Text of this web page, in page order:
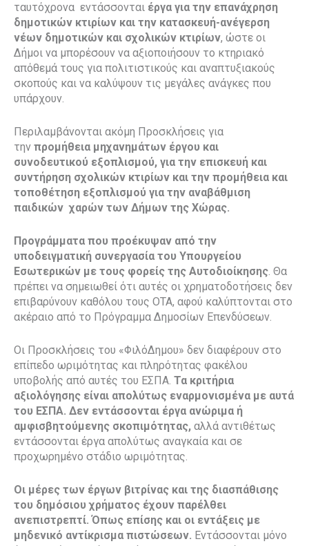
ταυτόχρονα εντάσσονται έργα για την επανάχρηση
δημοτικών κτιρίων και την κατασκευή-ανέγερση
νέων δημοτικών και σχολικών κτιρίων, ώστε οι
Δήμοι να μπορέσουν να αξιοποιήσουν το κτηριακό
απόθεμά τους για πολιτιστικούς και αναπτυξιακούς
σκοπούς και να καλύψουν τις μεγάλες ανάγκες που
υπάρχουν.
Περιλαμβάνονται ακόμη Προσκλήσεις για
την προμήθεια μηχανημάτων έργου και
συνοδευτικού εξοπλισμού, για την επισκευή και
συντήρηση σχολικών κτιρίων και την προμήθεια και
τοποθέτηση εξοπλισμού για την αναβάθμιση
παιδικών χαρών των Δήμων της Χώρας.
Προγράμματα που προέκυψαν από την
υποδειγματική συνεργασία του Υπουργείου
Εσωτερικών με τους φορείς της Αυτοδιοίκησης. Θα
πρέπει να σημειωθεί ότι αυτές οι χρηματοδοτήσεις δεν
επιβαρύνουν καθόλου τους ΟΤΑ, αφού καλύπτονται στο
ακέραιο από το Πρόγραμμα Δημοσίων Επενδύσεων.
Οι Προσκλήσεις του «ΦιλόΔημου» δεν διαφέρουν στο
επίπεδο ωριμότητας και πληρότητας φακέλου
υποβολής από αυτές του ΕΣΠΑ. Τα κριτήρια
αξιολόγησης είναι απολύτως εναρμονισμένα με αυτά
του ΕΣΠΑ. Δεν εντάσσονται έργα ανώριμα ή
αμφισβητούμενης σκοπιμότητας, αλλά αντιθέτως
εντάσσονται έργα απολύτως αναγκαία και σε
προχωρημένο στάδιο ωριμότητας.
Οι μέρες των έργων βιτρίνας και της διασπάθισης
του δημόσιου χρήματος έχουν παρέλθει
ανεπιστρεπτί. Όπως επίσης και οι εντάξεις με
μηδενικό αντίκρισμα πιστώσεων. Εντάσσονται μόνο